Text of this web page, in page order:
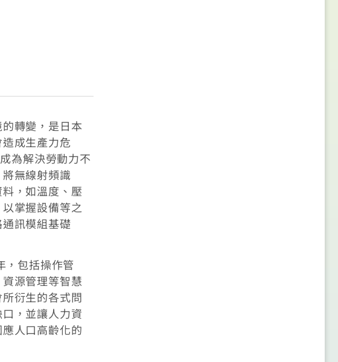
轉變，是日本
成生產力危
為解決勞動力不
無線射頻識
，如溫度、壓
掌握設備等之
訊模組基礎
，包括操作管
源管理等智慧
衍生的各式問
，並讓人力資
人口高齡化的